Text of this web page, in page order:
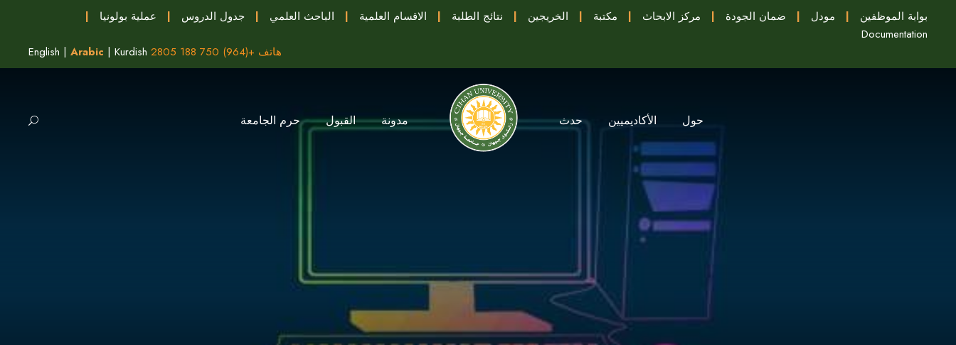
بوابة الموظفين | مودل | ضمان الجودة | مركز الابحاث | مكتبة | الخريجين | نتائج الطلبة | الاقسام العلمية | الباحث العلمي | جدول الدروس | عملية بولونيا
|
Documentation
هاتف +(964) 750 188 2805
English | Arabic | Kurdish
حول الأكاديميين حدث مدونة القبول حرم الجامعة